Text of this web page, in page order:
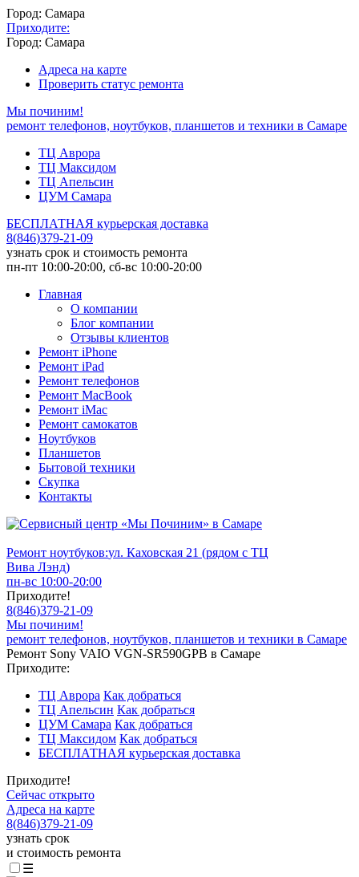
Город: Самара
Приходите:
Город: Самара
Адреса на карте
Проверить статус ремонта
Мы починим!
ремонт телефонов, ноутбуков, планшетов и техники в Самаре
ТЦ Аврора
ТЦ Максидом
ТЦ Апельсин
ЦУМ Самара
БЕСПЛАТНАЯ курьерская доставка
8(846)379-21-09
узнать срок и стоимость ремонта
пн-пт 10:00-20:00, сб-вс 10:00-20:00
Главная
О компании
Блог компании
Отзывы клиентов
Ремонт iPhone
Ремонт iPad
Ремонт телефонов
Ремонт MacBook
Ремонт iMac
Ремонт самокатов
Ноутбуков
Планшетов
Бытовой техники
Скупка
Контакты
Ремонт ноутбуков:ул. Каховская 21 (рядом с ТЦ
Вива Лэнд)
пн-вс 10:00-20:00
Приходите!
8(846)379-21-09
Мы починим!
ремонт телефонов, ноутбуков, планшетов и техники в Самаре
Ремонт Sony VAIO VGN-SR590GPB в Самаре
Приходите:
ТЦ Аврора Как добраться
ТЦ Апельсин Как добраться
ЦУМ Самара Как добраться
ТЦ Максидом Как добраться
БЕСПЛАТНАЯ курьерская доставка
Приходите!
Сейчас открыто
Адреса на карте
8(846)379-21-09
узнать срок
и стоимость ремонта
☰